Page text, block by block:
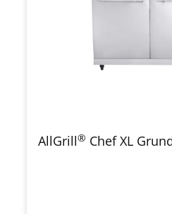
AllGrill® Chef XL